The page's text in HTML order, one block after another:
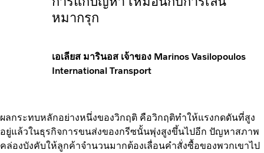
หมากรุก
เอเลียส มารินอส เจ้าของ Marinos Vasilopoulos
International Transport
ผลกระทบหลักอย่างหนึ่งของวิกฤติ คือวิกฤติทำให้แรงกดดันที่สูง
อยู่แล้วในธุรกิจการขนส่งของกรีซนั้นพุ่งสูงขึ้นไปอีก ปัญหาสภาพ
คล่องบังคับให้ลูกค้าจำนวนมากต้องเลื่อนคำสั่งซื้อของพวกเขาไป